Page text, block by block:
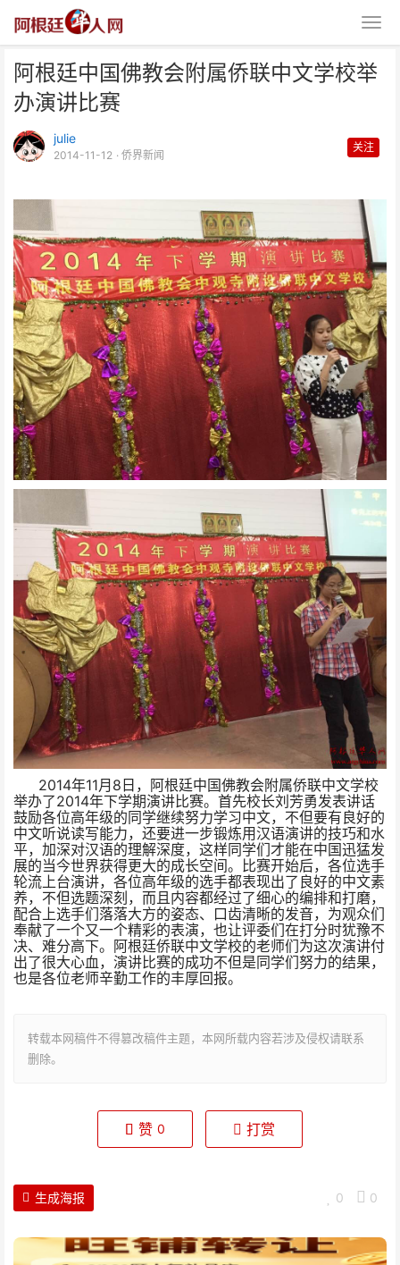
阿根廷中国佛教会附属侨联中文学校举
办演讲比赛
julie
2014-11-12 · 侨界新闻
关注
2014年11月 8 日，阿根廷中国佛教会附属侨联中文学校
举办了2014年下学期演讲比赛。首先校长刘芳勇发表讲话
鼓励各位高年级的同学继续努力学习中文，不但要有良好的
中文听说读写能力，还要进一步锻炼用汉语演讲的技巧和水
平，加深对汉语的理解深度，这样同学们才能在中国迅猛发
展的当今世界获得更大的成长空间。比赛开始后，各位选手
轮流上台演讲，各位高年级的选手都表现出了良好的中文素
养，不但选题深刻，而且内容都经过了细心的编排和打磨，
配合上选手们落落大方的姿态、口齿清晰的发音，为观众们
奉献了一个又一个精彩的表演，也让评委们在打分时犹豫不
决、难分高下。阿根廷侨联中文学校的老师们为这次演讲付
出了很大心血，演讲比赛的成功不但是同学们努力的结果，
也是各位老师辛勤工作的丰厚回报。
转载本网稿件不得篡改稿件主题，本网所载内容若涉及侵权请联系
删除。
阿根廷中国佛教会附属侨联中文学
校举办演讲比赛
赞 0 打赏
0 0
生成海报